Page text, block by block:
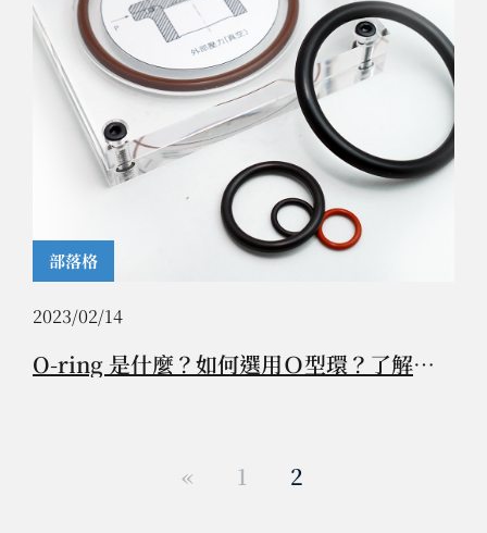
部落格
2023/02/14
O-ring 是什麼？如何選用Ｏ型環？了解才知道Ｏ-ring的重要性。
« 1 2